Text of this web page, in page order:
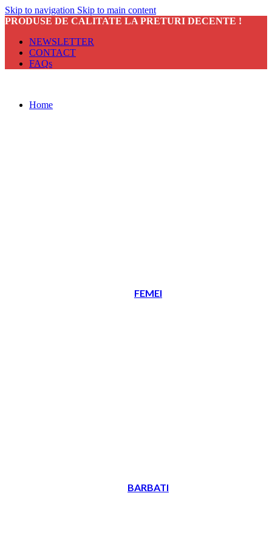
Skip to navigation Skip to main content
PRODUSE DE CALITATE LA PRETURI DECENTE !
NEWSLETTER
CONTACT
FAQs
Home
FEMEI
BARBATI